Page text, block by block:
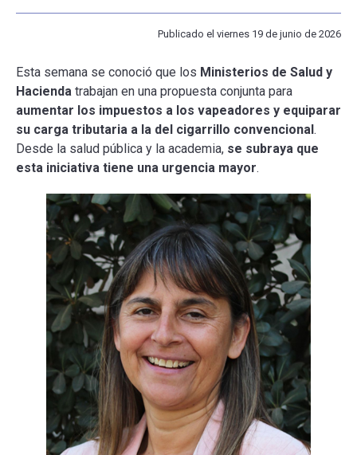
Publicado el viernes 19 de junio de 2026
Esta semana se conoció que los Ministerios de Salud y
Hacienda trabajan en una propuesta conjunta para
aumentar los impuestos a los vapeadores y equiparar
su carga tributaria a la del cigarrillo convencional.
Desde la salud pública y la academia, se subraya que
esta iniciativa tiene una urgencia mayor.